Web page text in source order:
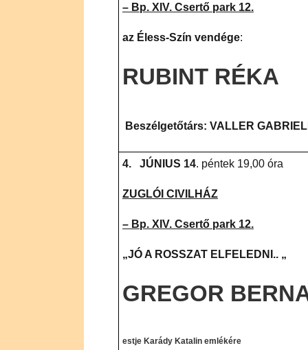
– Bp. XIV. Csertő park 12.
az Éless-Szín vendége:
RUBINT RÉKA
Beszélgetőtárs: VALLER
4. JÚNIUS 14. péntek 19,00 óra
ZUGLÓI CIVILHÁZ
– Bp. XIV. Csertő park 12.
„JÓ A ROSSZAT ELFELEDNI.. „
GREGOR
estje Karády Katalin emlékére